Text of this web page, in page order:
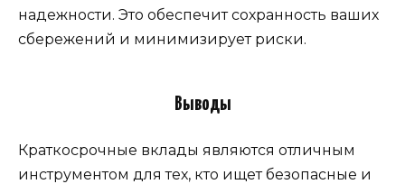
надежности. Это обеспечит сохранность ваших
сбережений и минимизирует риски.
Выводы
Краткосрочные вклады являются отличным
инструментом для тех, кто ищет безопасные и